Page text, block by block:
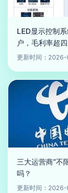
LED显示控制
户，毛利率超
更新时间：
三大运营商“不
吗？
更新时间：